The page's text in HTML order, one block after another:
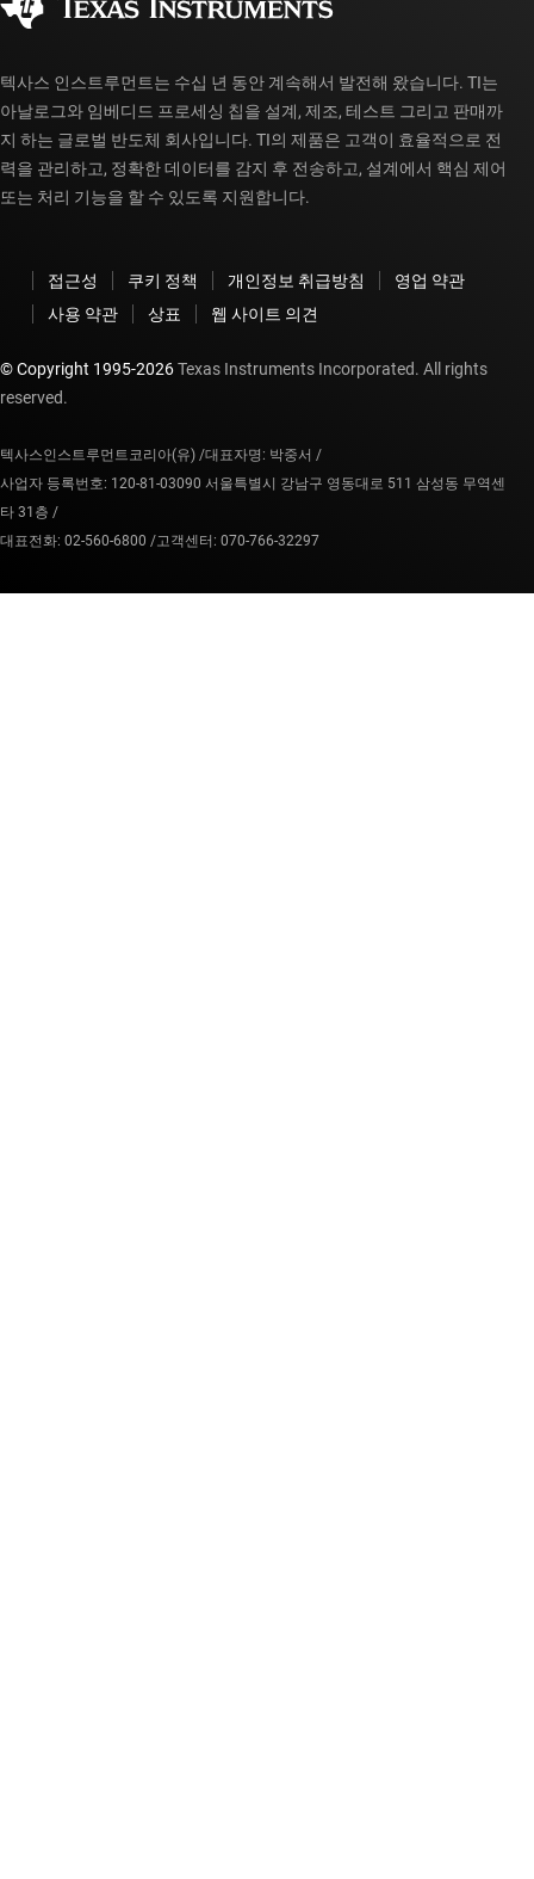
myTI 계정 FAQ
텍사스 인스트루먼트는 수십 년 동안 계속해서 발전해 왔습니다. TI는
아날로그와 임베디드 프로세싱 칩을 설계, 제조, 테스트 그리고 판매까
지 하는 글로벌 반도체 회사입니다. TI의 제품은 고객이 효율적으로 전
력을 관리하고, 정확한 데이터를 감지 후 전송하고, 설계에서 핵심 제어
또는 처리 기능을 할 수 있도록 지원합니다.
접근성 쿠키 정책 개인정보 취급방침
영업 약관
사용 약관
상표 웹 사이트 의견
© Copyright 1995-2026Texas Instruments Incorporated. All rights
reserved.
텍사스인스트루먼트코리아(유) /대표자명: 박중서 /
사업자 등록번호: 120-81-03090 서울특별시 강남구 영동대로 511 삼성동 무역센
타 31층 /
대표전화: 02-560-6800 /고객센터: 070-766-32297